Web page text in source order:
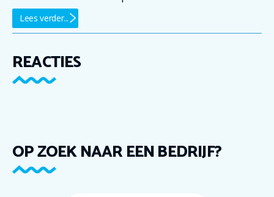
Lees verder...
REACTIES
OP ZOEK NAAR EEN BEDRIJF?